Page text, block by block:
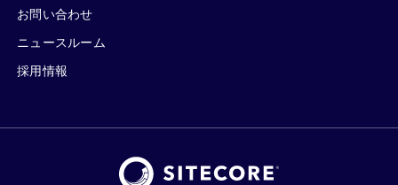
お問い合わせ
ニュースルーム
採用情報